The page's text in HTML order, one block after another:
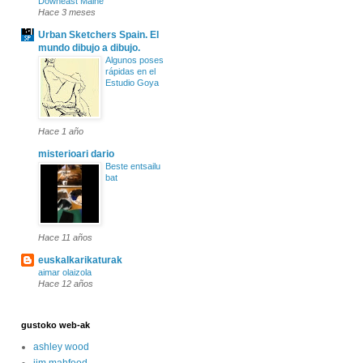
Hace 3 meses
Urban Sketchers Spain. El
mundo dibujo a dibujo.
Algunos poses
rápidas en el
Estudio Goya
Hace 1 año
misterioari dario
Beste entsailu
bat
Hace 11 años
euskalkarikaturak
aimar olaizola
Hace 12 años
gustoko web-ak
ashley wood